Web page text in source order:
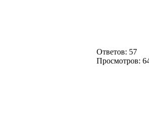
Ответов: 57
Просмотров: